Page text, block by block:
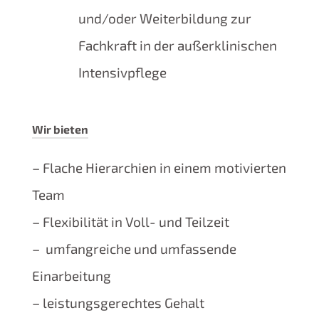
und/oder Weiterbildung zur
Fachkraft in der außerklinischen
Intensivpflege
Wir bieten
– Flache Hierarchien in einem motivierten
Team
– Flexibilität in Voll- und Teilzeit
– umfangreiche und umfassende
Einarbeitung
– leistungsgerechtes Gehalt